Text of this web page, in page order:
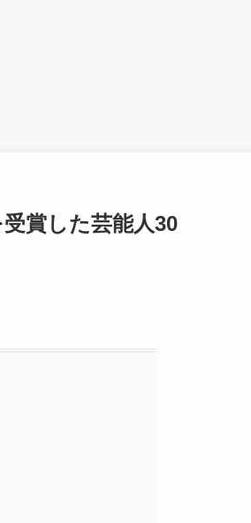
賞した芸能人30